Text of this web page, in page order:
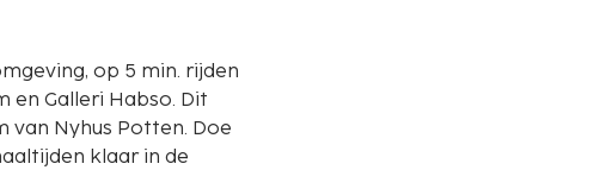
op 5 min. rijden
Galleri Habso. Dit
van Nyhus Potten. Doe
klaar in de